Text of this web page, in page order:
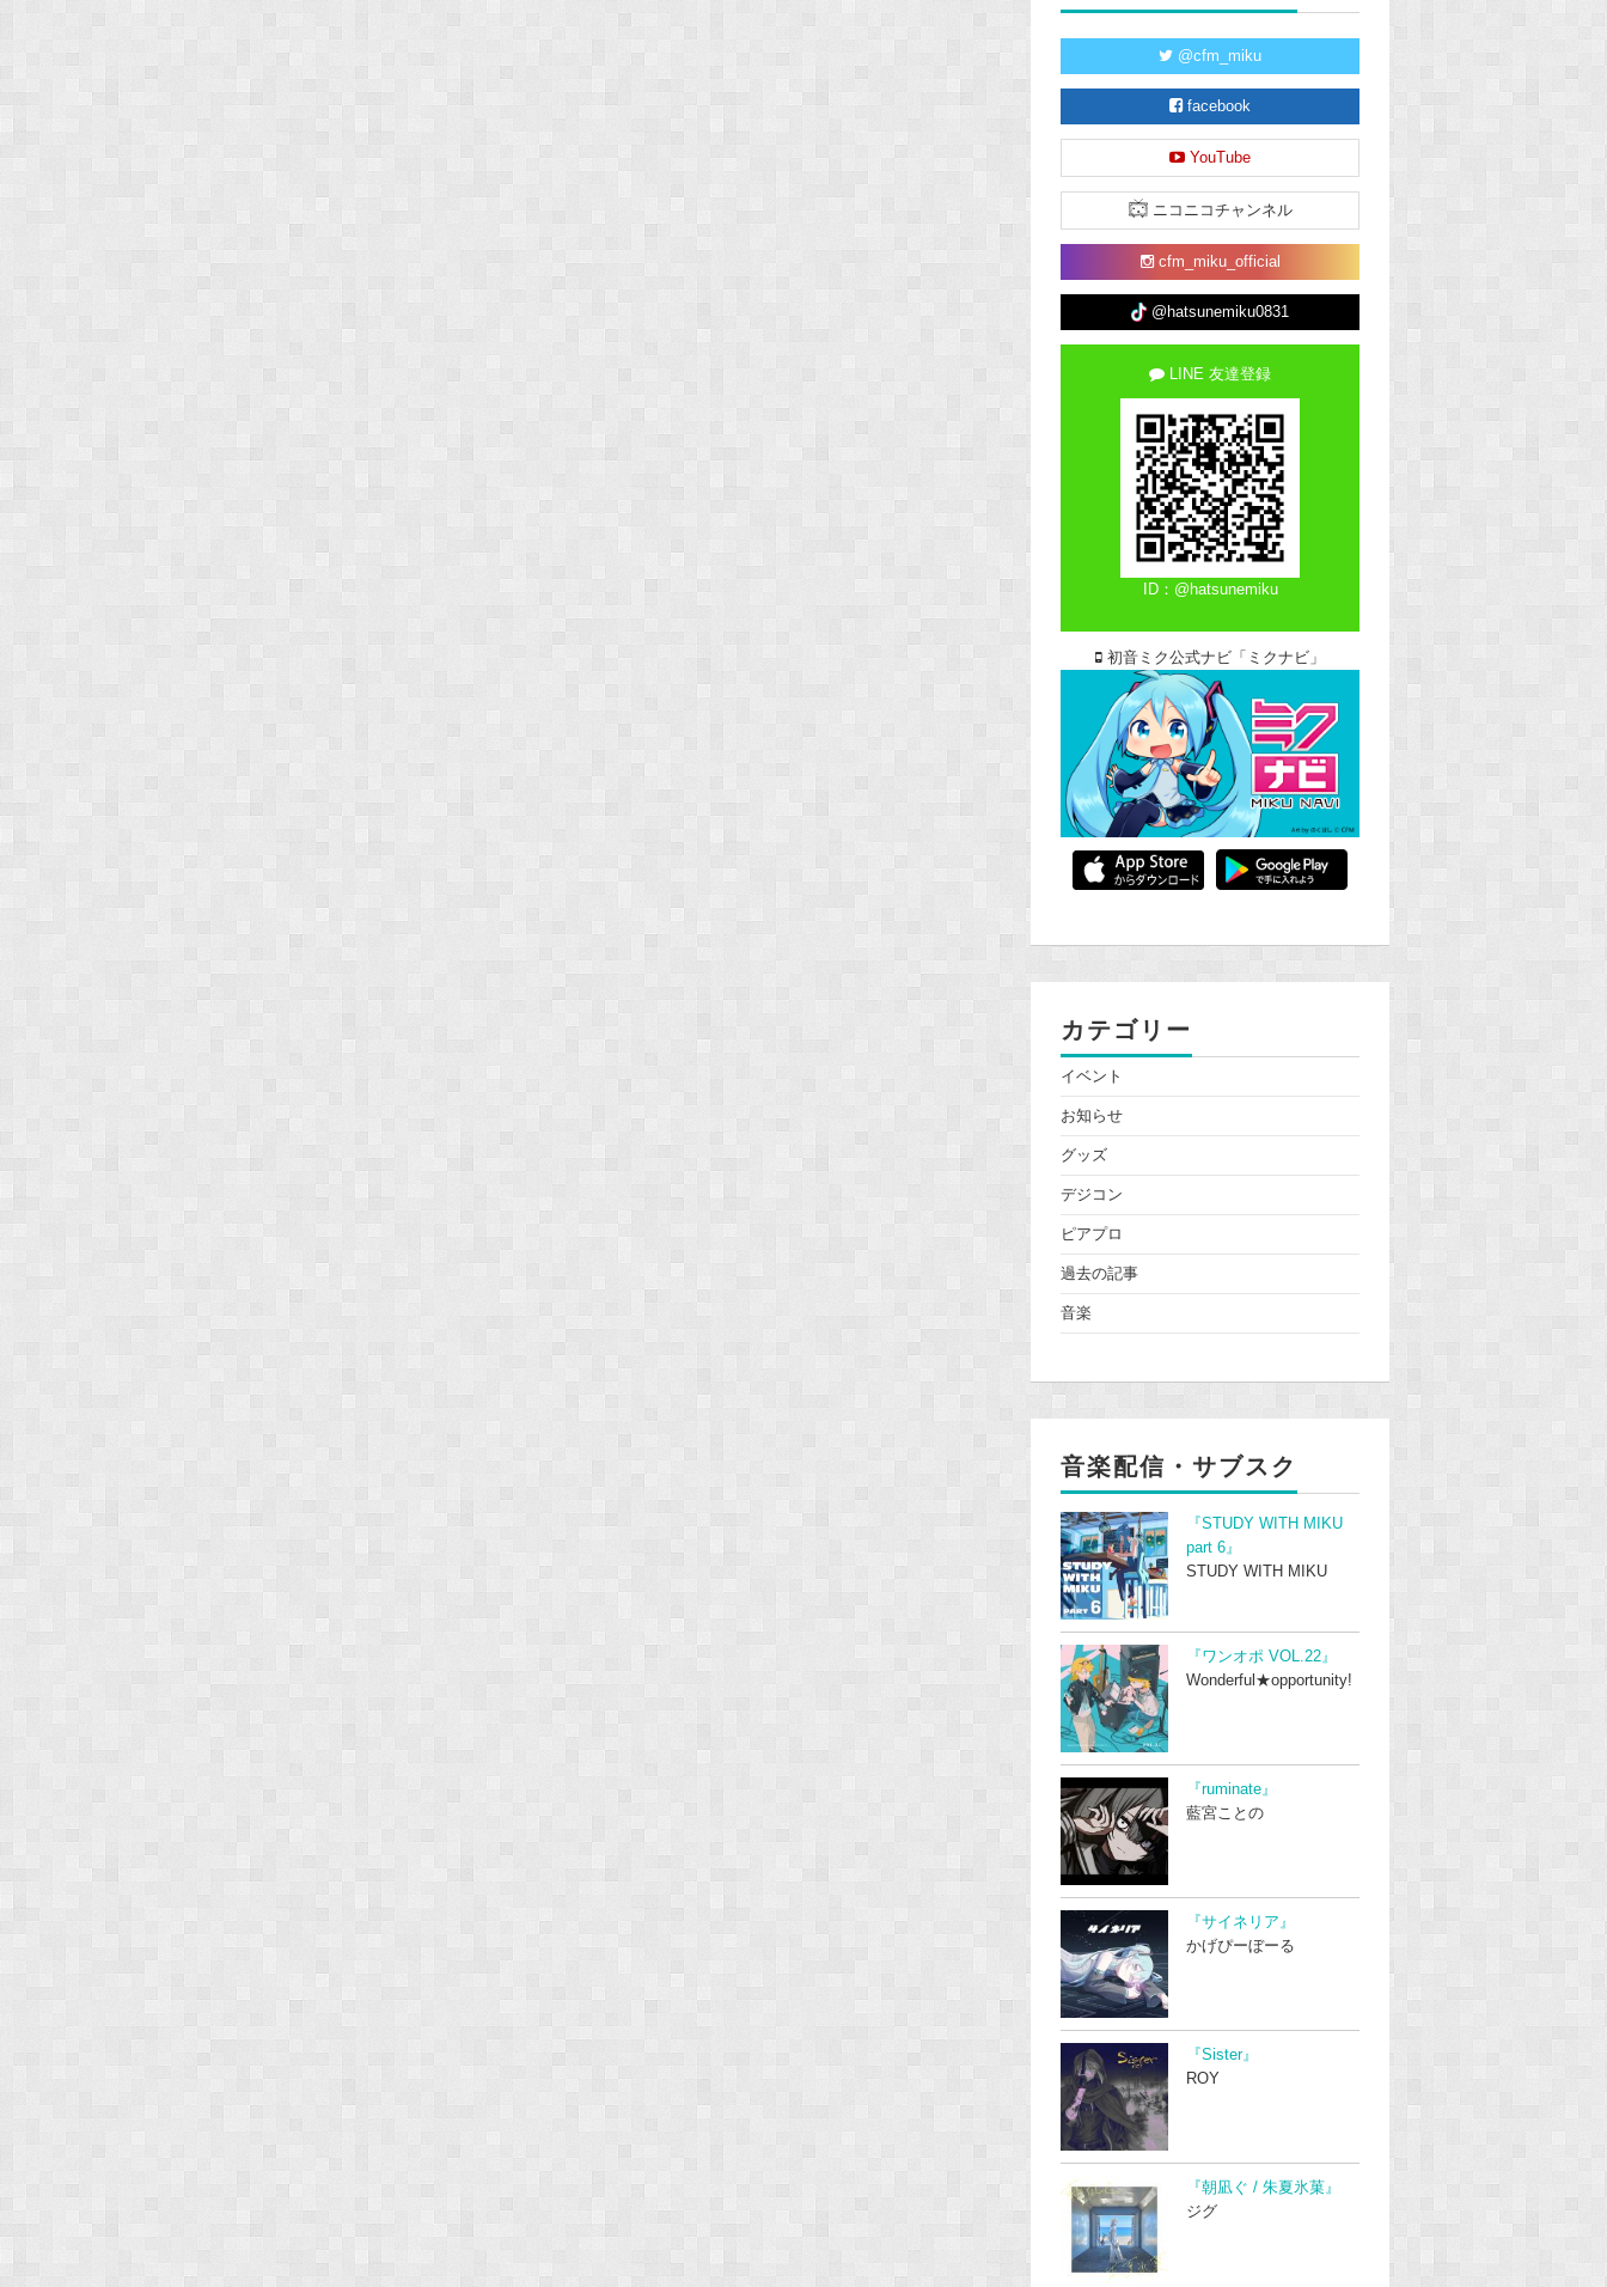
@cfm_miku
facebook
YouTube
ニコニコチャンネル
cfm_miku_official
@hatsunemiku0831
LINE 友達登録
ID：@hatsunemiku
初音ミク公式ナビ「ミクナビ」
カテゴリー
イベント
お知らせ
グッズ
デジコン
ピアプロ
過去の記事
音楽
音楽配信・サブスク
『STUDY WITH MIKU
part 6』
STUDY WITH MIKU
『ワンオポ VOL.22』
Wonderful★opportunity!
『ruminate』
藍宮ことの
『サイネリア』
かげぴーぼーる
『Sister』
ROY
『朝凪ぐ / 朱夏氷菓』
ジグ